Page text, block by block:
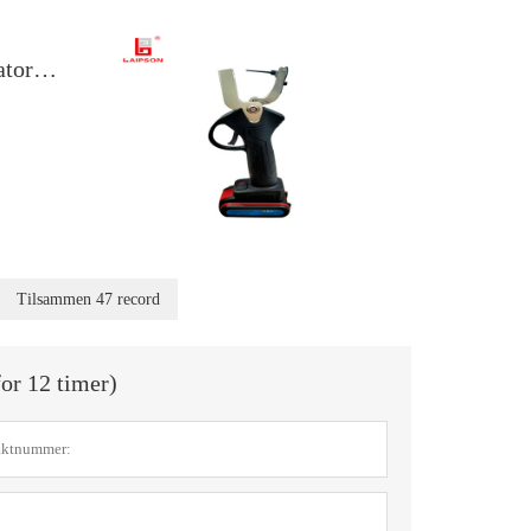
Elektriske enkeltdyrs øremærker Applikatorer Tænger til kvægfåregård
Tilsammen 47 record
12 timer)